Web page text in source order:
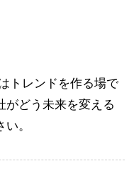
トレンドを作る場で
がどう未来を変える
。